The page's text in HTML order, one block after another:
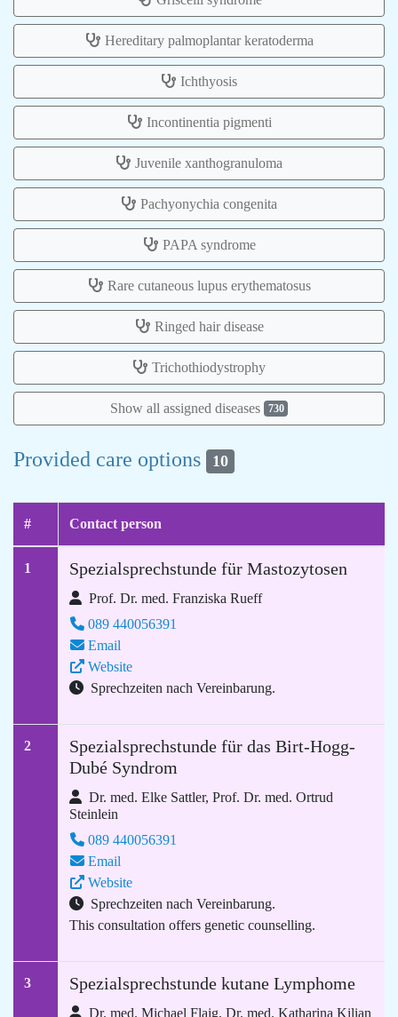
Hereditary palmoplantar keratoderma
Ichthyosis
Incontinentia pigmenti
Juvenile xanthogranuloma
Pachyonychia congenita
PAPA syndrome
Rare cutaneous lupus erythematosus
Ringed hair disease
Trichothiodystrophy
Show all assigned diseases 730
Provided care options 10
# Contact person
1 Spezialsprechstunde für Mastozytosen
Prof. Dr. med. Franziska Rueff
089 440056391
Email
Website
Sprechzeiten nach Vereinbarung.
2
Spezialsprechstunde für das Birt-Hogg-
Dubé Syndrom
Dr. med. Elke Sattler, Prof. Dr. med. Ortrud
Steinlein
089 440056391
Email
Website
Sprechzeiten nach Vereinbarung.
This consultation offers genetic counselling.
3 Spezialsprechstunde kutane Lymphome
Dr. med. Michael Flaig, Dr. med. Katharina Kilian